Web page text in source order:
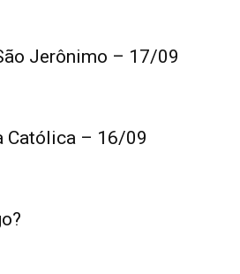
Jerônimo – 17/09
Católica – 16/09